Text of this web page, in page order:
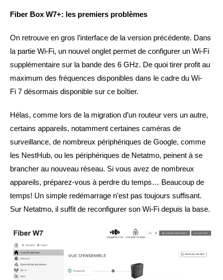
Fiber Box W7+: les premiers problèmes
On retrouve en gros l’interface de la version précédente. Dans
la partie Wi-Fi, un nouvel onglet permet de configurer un Wi-Fi
supplémentaire sur la bande des 6 GHz. De quoi tirer profit au
maximum des fréquences disponibles dans le cadre du Wi-
Fi 7 désormais disponible sur ce boîtier.
Hélas, comme lors de la migration d’un routeur vers un autre,
certains appareils, notamment certaines caméras de
surveillance, de nombreux périphériques de Google, comme
les NestHub, ou les périphériques de Netatmo, peinent à se
brancher au nouveau réseau. Si vous avez de nombreux
appareils, préparez-vous à perdre du temps… Beaucoup de
temps! Un simple redémarrage n’est pas toujours suffisant.
Sur Netatmo, il suffit de reconfigurer son Wi-Fi depuis la base.